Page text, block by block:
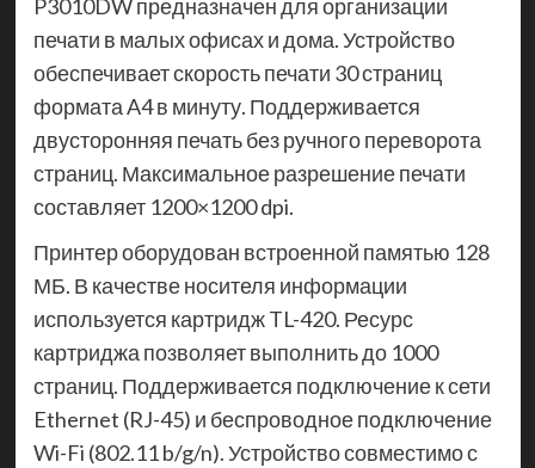
P3010DW предназначен для организации
печати в малых офисах и дома. Устройство
обеспечивает скорость печати 30 страниц
формата A4 в минуту. Поддерживается
двусторонняя печать без ручного переворота
страниц. Максимальное разрешение печати
составляет 1200×1200 dpi.
Принтер оборудован встроенной памятью 128
МБ. В качестве носителя информации
используется картридж TL-420. Ресурс
картриджа позволяет выполнить до 1000
страниц. Поддерживается подключение к сети
Ethernet (RJ-45) и беспроводное подключение
Wi-Fi (802.11 b/g/n). Устройство совместимо с